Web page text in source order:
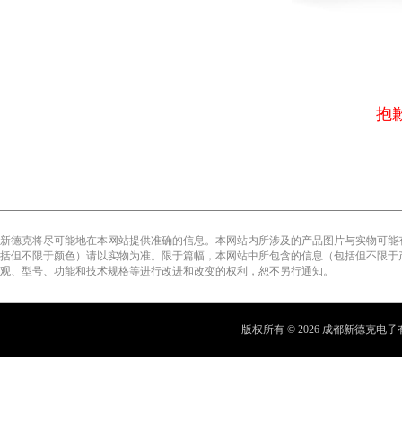
抱
新德克将尽可能地在本网站提供准确的信息。本网站内所涉及的产品图片与实物可
括但不限于颜色）请以实物为准。限于篇幅，本网站中所包含的信息（包括但不限
观、型号、功能和技术规格等进行改进和改变的权利，恕不另行通知。
版权所有 © 2026 成都新德克电